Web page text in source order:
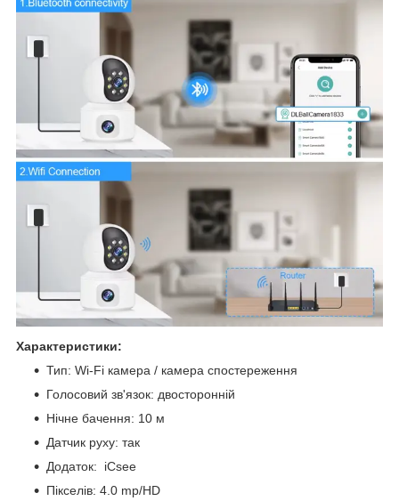
Характеристики:
Тип: Wi-Fi камера / камера спостереження
Голосовий зв'язок: двосторонній
Нічне бачення: 10 м
Датчик руху: так
Додаток: iCsee
Пікселів: 4.0 mp/HD